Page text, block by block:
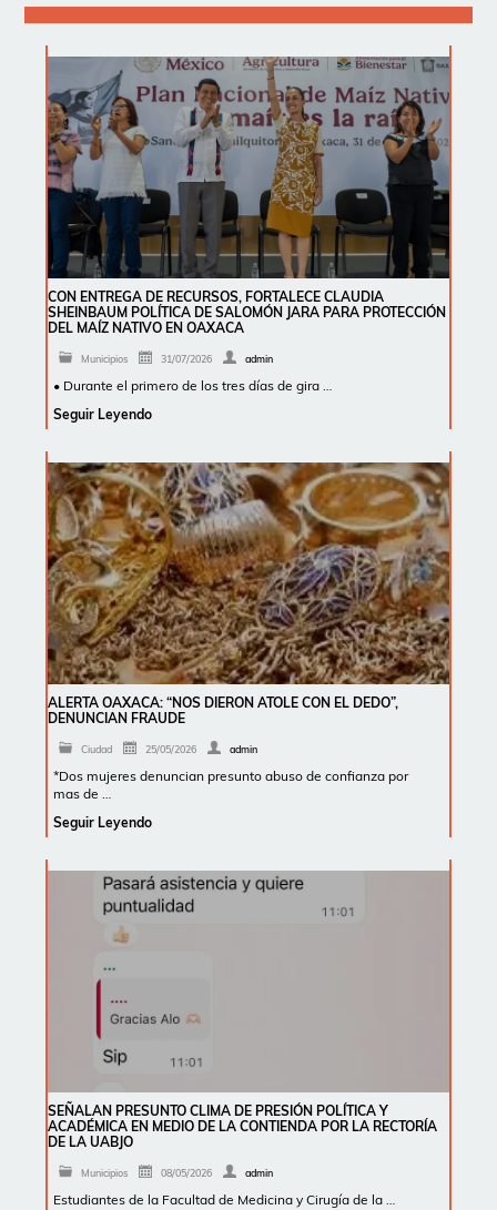
CON ENTREGA DE RECURSOS, FORTALECE CLAUDIA
SHEINBAUM POLÍTICA DE SALOMÓN JARA PARA PROTECCIÓN
DEL MAÍZ NATIVO EN OAXACA
Municipios 31/07/2026 admin
• Durante el primero de los tres días de gira …
Seguir Leyendo
ALERTA OAXACA: “NOS DIERON ATOLE CON EL DEDO”,
DENUNCIAN FRAUDE
Ciudad 25/05/2026 admin
*Dos mujeres denuncian presunto abuso de confianza por
mas de …
Seguir Leyendo
SEÑALAN PRESUNTO CLIMA DE PRESIÓN POLÍTICA Y
ACADÉMICA EN MEDIO DE LA CONTIENDA POR LA RECTORÍA
DE LA UABJO
Municipios 08/05/2026 admin
Estudiantes de la Facultad de Medicina y Cirugía de la …